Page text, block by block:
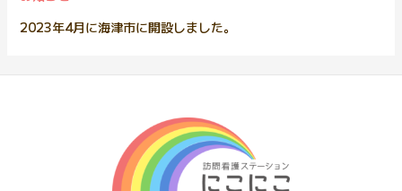
2023年4月に海津市に開設しました。